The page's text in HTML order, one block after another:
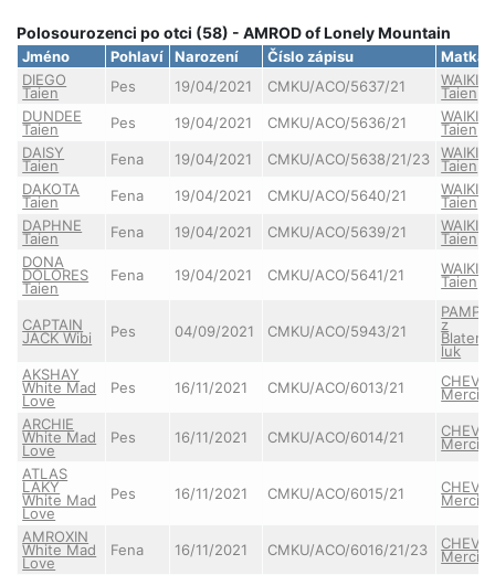
Polosourozenci po otci (58) - AMROD of Lonely Mountain
Jméno Pohlaví Narození Číslo zápisu
Matka
DIEGO
Taien Pes 19/04/2021 CMKU/ACO/5637/21 WAIKIKI
Taien
DUNDEE
Taien Pes 19/04/2021 CMKU/ACO/5636/21 WAIKIKI
Taien
DAISY
Taien Fena 19/04/2021 CMKU/ACO/5638/21/23 WAIKIKI
Taien
DAKOTA
Taien Fena 19/04/2021 CMKU/ACO/5640/21 WAIKIKI
Taien
DAPHNE
Taien Fena 19/04/2021 CMKU/ACO/5639/21 WAIKIKI
Taien
DONA
DOLORES
Taien
Fena 19/04/2021 CMKU/ACO/5641/21 WAIKIKI
Taien
CAPTAIN
JACK Wibi Pes 04/09/2021 CMKU/ACO/5943/21 z
luk
AKSHAY
White Mad
Love
Pes 16/11/2021 CMKU/ACO/6013/21 CHEVA
Merci
ARCHIE
White Mad
Love
Pes 16/11/2021 CMKU/ACO/6014/21 CHEVA
Merci
ATLAS
LAKY
White Mad
Love
Pes 16/11/2021 CMKU/ACO/6015/21 CHEVA
Merci
AMROXIN
White Mad
Love
Fena 16/11/2021 CMKU/ACO/6016/21/23 CHEVA
Merci